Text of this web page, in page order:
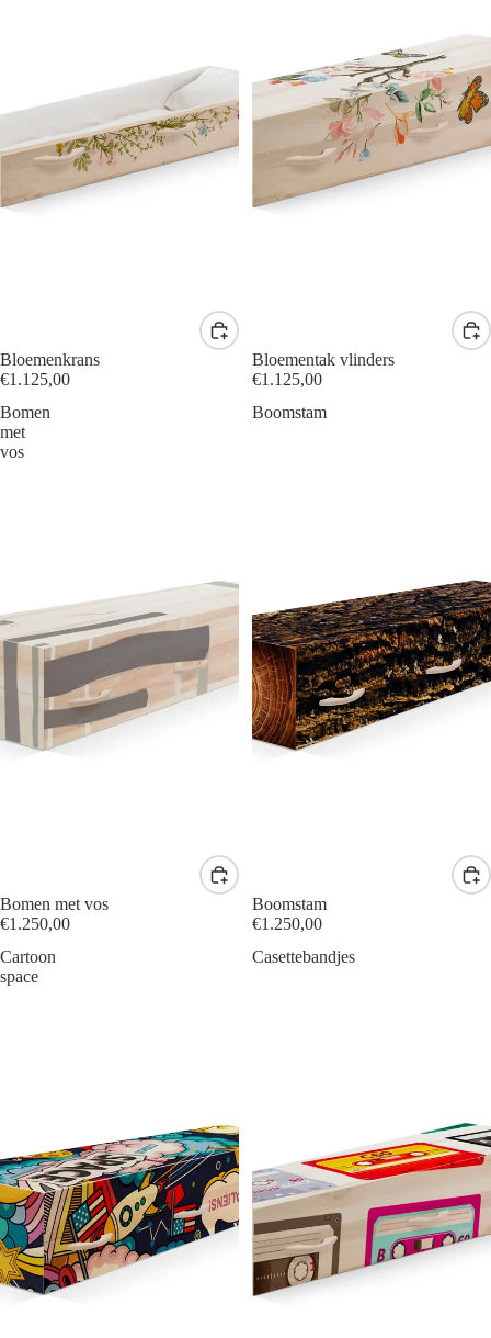
Bloemenkrans
€1.125,00
Bloementak vlinders
€1.125,00
Bomen
met
vos
Bomen met vos
€1.250,00
Boomstam
Boomstam
€1.250,00
Cartoon
space
Casettebandjes